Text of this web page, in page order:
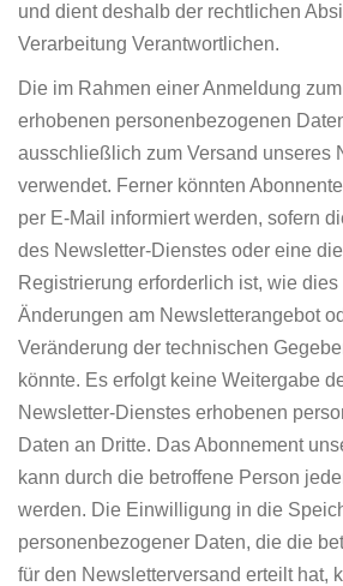
und dient deshalb der rechtlichen
Verarbeitung Verantwortlichen.
Die im Rahmen einer Anmeldung
erhobenen personenbezogenen
ausschließlich zum Versand unseres
verwendet. Ferner könnten
per E-Mail informiert werden, sofern
des Newsletter-Dienstes oder eine
Registrierung erforderlich ist, wie
Änderungen am Newsletterangebot
Veränderung der technischen
könnte. Es erfolgt keine Weitergabe
Newsletter-Dienstes erhobenen
Daten an Dritte. Das Abonnement
kann durch die betroffene Person
werden. Die Einwilligung in die
personenbezogener Daten, die die
für den Newsletterversand erteilt hat,